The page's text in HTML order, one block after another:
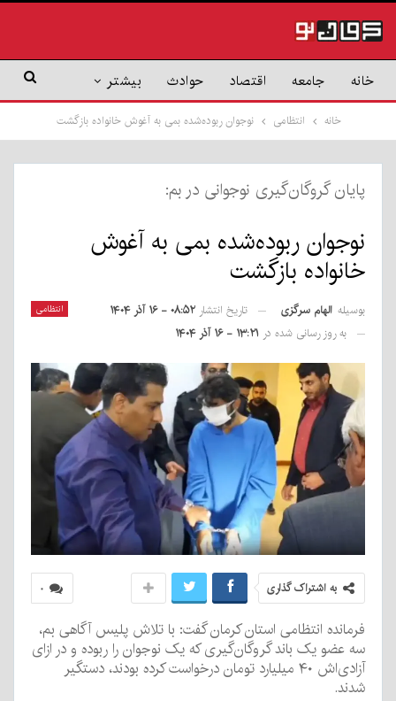
خانه جامعه اقتصاد حوادث بیشتر
خانه انتظامی نوجوان ربوده‌شده بمی به آغوش خانواده بازگشت
پایان گروگان‌گیری نوجوانی در بم:
نوجوان ربوده‌شده بمی به آغوش
خانواده بازگشت
انتظامی بوسیله الهام سرگزی تاریخ انتشار ۰۸:۵۲ - ۱۶ آذر ۱۴۰۴
به روز رسانی شده در ۱۳:۲۱ - ۱۶ آذر ۱۴۰۴
۰ به اشتراک گذاری
فرمانده انتظامی استان کرمان گفت: با تلاش پلیس آگاهی بم،
سه عضو یک باند گروگان‌گیری که یک نوجوان را ربوده و در ازای
آزادی‌اش ۴۰ میلیارد تومان درخواست کرده بودند، دستگیر
شدند.